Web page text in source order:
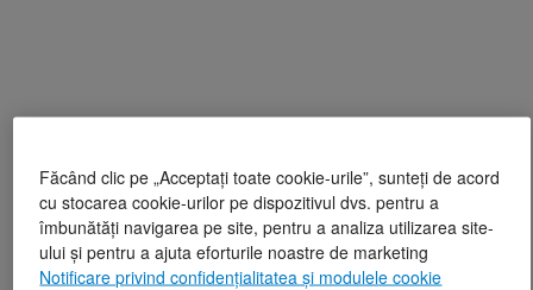
Făcând clic pe „Acceptați toate cookie-urile”, sunteți de acord
cu stocarea cookie-urilor pe dispozitivul dvs. pentru a
îmbunătăți navigarea pe site, pentru a analiza utilizarea site-
ului și pentru a ajuta eforturile noastre de marketing
Notificare privind confidențialitatea și modulele cookie